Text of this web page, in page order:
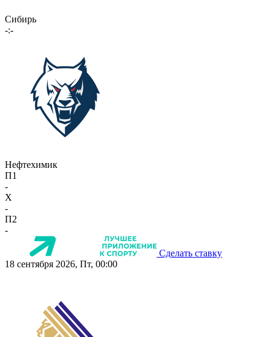
Сибирь
-:-
Нефтехимик
П1
-
X
-
П2
-
Сделать ставку
18 сентября 2026, Пт, 00:00